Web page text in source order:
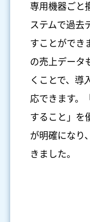
専用機器ごと
ステムで過去
すことができ
の売上データ
くことで、導
応できます。
すること」を
が明確になり
きました。